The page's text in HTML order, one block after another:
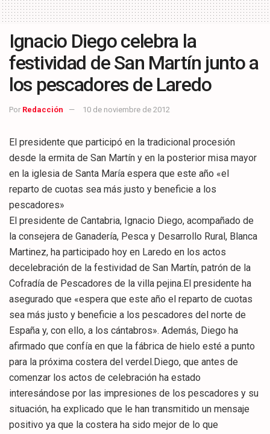
Ignacio Diego celebra la
festividad de San Martín junto a
los pescadores de Laredo
Por Redacción 10 de noviembre de 2012
El presidente que participó en la tradicional procesión
desde la ermita de San Martín y en la posterior misa mayor
en la iglesia de Santa María espera que este año «el
reparto de cuotas sea más justo y beneficie a los
pescadores»
El presidente de Cantabria, Ignacio Diego, acompañado de
la consejera de Ganadería, Pesca y Desarrollo Rural, Blanca
Martinez, ha participado hoy en Laredo en los actos
decelebración de la festividad de San Martín, patrón de la
Cofradía de Pescadores de la villa pejina.El presidente ha
asegurado que «espera que este año el reparto de cuotas
sea más justo y beneficie a los pescadores del norte de
España y, con ello, a los cántabros». Además, Diego ha
afirmado que confía en que la fábrica de hielo esté a punto
para la próxima costera del verdel.Diego, que antes de
comenzar los actos de celebración ha estado
interesándose por las impresiones de los pescadores y su
situación, ha explicado que le han transmitido un mensaje
positivo ya que la costera ha sido mejor de lo que